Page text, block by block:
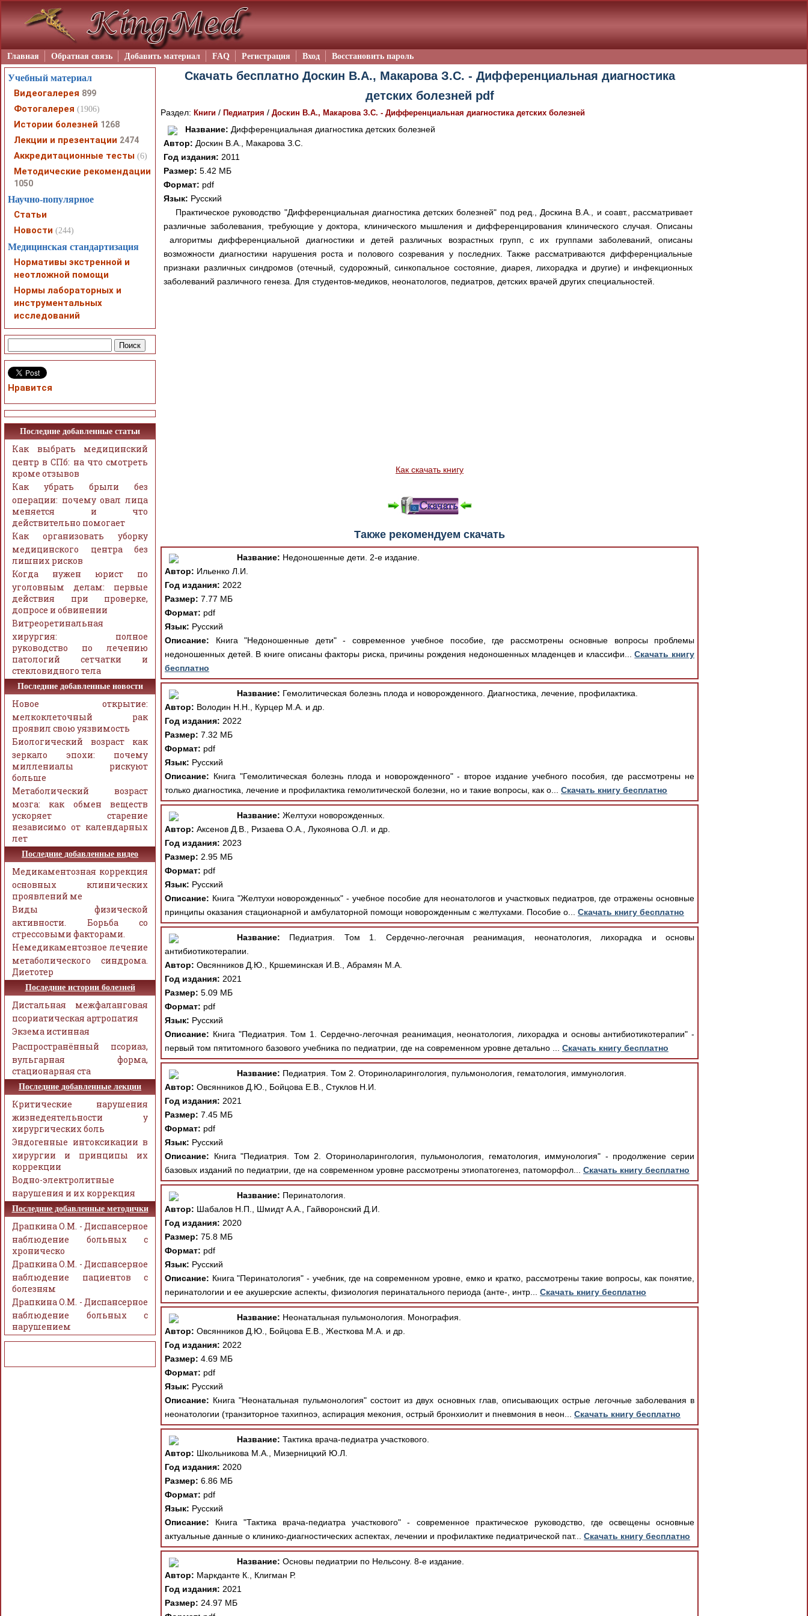
Главная Обратная связь Добавить материал FAQ Регистрация Вход Восстановить пароль
Скачать бесплатно Доскин В.А., Макарова З.С. - Дифференциальная диагностика
детских болезней pdf
Раздел: Книги / Педиатрия / Доскин В.А., Макарова З.С. - Дифференциальная диагностика детских болезней
Название: Дифференциальная диагностика детских болезней
Автор: Доскин В.А., Макарова З.С.
Год издания: 2011
Размер: 5.42 МБ
Формат: pdf
Язык: Русский
Практическое руководство "Дифференциальная диагностика детских болезней" под ред., Доскина В.А., и соавт., рассматривает
различные заболевания, требующие у доктора, клинического мышления и дифференцирования клинического случая. Описаны
алгоритмы дифференциальной диагностики и детей различных возрастных групп, с их группами заболеваний, описаны
возможности диагностики нарушения роста и полового созревания у последних. Также рассматриваются дифференциальные
признаки различных синдромов (отечный, судорожный, синкопальное состояние, диарея, лихорадка и другие) и инфекционных
заболеваний различного генеза. Для студентов-медиков, неонатологов, педиатров, детских врачей других специальностей.
Как скачать книгу
Также рекомендуем скачать
Название: Недоношенные дети. 2-е издание.
Автор: Ильенко Л.И.
Год издания: 2022
Размер: 7.77 МБ
Формат: pdf
Язык: Русский
Описание: Книга "Недоношенные дети" - современное учебное пособие, где рассмотрены основные вопросы проблемы
недоношенных детей. В книге описаны факторы риска, причины рождения недоношенных младенцев и классифи...Скачать книгу
бесплатно
Название: Гемолитическая болезнь плода и новорожденного. Диагностика, лечение, профилактика.
Автор: Володин Н.Н., Курцер М.А. и др.
Год издания: 2022
Размер: 7.32 МБ
Формат: pdf
Язык: Русский
Описание: Книга "Гемолитическая болезнь плода и новорожденного" - второе издание учебного пособия, где рассмотрены не
только диагностика, лечение и профилактика гемолитической болезни, но и такие вопросы, как о... Скачать книгу бесплатно
Название: Желтухи новорожденных.
Автор: Аксенов Д.В., Ризаева О.А., Лукоянова О.Л. и др.
Год издания: 2023
Размер: 2.95 МБ
Формат: pdf
Язык: Русский
Описание: Книга "Желтухи новорожденных" - учебное пособие для неонатологов и участковых педиатров, где отражены основные
принципы оказания стационарной и амбулаторной помощи новорожденным с желтухами. Пособие о... Скачать книгу бесплатно
Название: Педиатрия. Том 1. Сердечно-легочная реанимация, неонатология, лихорадка и основы
антибиотикотерапии.
Автор: Овсянников Д.Ю., Кршеминская И.В., Абрамян М.А.
Год издания: 2021
Размер: 5.09 МБ
Формат: pdf
Язык: Русский
Описание: Книга "Педиатрия. Том 1. Сердечно-легочная реанимация, неонатология, лихорадка и основы антибиотикотерапии" -
первый том пятитомного базового учебника по педиатрии, где на современном уровне детально ... Скачать книгу бесплатно
Название: Педиатрия. Том 2. Оториноларингология, пульмонология, гематология, иммунология.
Автор: Овсянников Д.Ю., Бойцова Е.В., Стуклов Н.И.
Год издания: 2021
Размер: 7.45 МБ
Формат: pdf
Язык: Русский
Описание: Книга "Педиатрия. Том 2. Оториноларингология, пульмонология, гематология, иммунология" - продолжение серии
базовых изданий по педиатрии, где на современном уровне рассмотрены этиопатогенез, патоморфол... Скачать книгу бесплатно
Название: Перинатология.
Автор: Шабалов Н.П., Шмидт А.А., Гайворонский Д.И.
Год издания: 2020
Размер: 75.8 МБ
Формат: pdf
Язык: Русский
Описание: Книга "Перинатология" - учебник, где на современном уровне, емко и кратко, рассмотрены такие вопросы, как понятие,
перинатологии и ее акушерские аспекты, физиология перинатального периода (анте-, интр... Скачать книгу бесплатно
Название: Неонатальная пульмонология. Монография.
Автор: Овсянников Д.Ю., Бойцова Е.В., Жесткова М.А. и др.
Год издания: 2022
Размер: 4.69 МБ
Формат: pdf
Язык: Русский
Описание: Книга "Неонатальная пульмонология" состоит из двух основных глав, описывающих острые легочные заболевания в
неонатологии (транзиторное тахипноэ, аспирация мекония, острый бронхиолит и пневмония в неон... Скачать книгу бесплатно
Название: Тактика врача-педиатра участкового.
Автор: Школьникова М.А., Мизерницкий Ю.Л.
Год издания: 2020
Размер: 6.86 МБ
Формат: pdf
Язык: Русский
Описание: Книга "Тактика врача-педиатра участкового" - современное практическое руководство, где освещены основные
актуальные данные о клинико-диагностических аспектах, лечении и профилактике педиатрической пат... Скачать книгу бесплатно
Название: Основы педиатрии по Нельсону. 8-е издание.
Автор: Маркданте К., Клигман Р.
Год издания: 2021
Размер: 24.97 МБ
Учебный материал
Видеогалерея 899
Фотогалерея (1906)
Истории болезней 1268
Лекции и презентации 2474
Аккредитационные тесты (6)
Методические рекомендации
1050
Научно-популярное
Статьи
Новости (244)
Медицинская стандартизация
Нормативы экстренной и
неотложной помощи
Нормы лабораторных и
инструментальных
исследований
Нравится
Последние добавленные статьи
Как выбрать медицинский
центр в СПб: на что смотреть
кроме отзывов
Как убрать брыли без
операции: почему овал лица
меняется и что
действительно помогает
Как организовать уборку
медицинского центра без
лишних рисков
Когда нужен юрист по
уголовным делам: первые
действия при проверке,
допросе и обвинении
Витреоретинальная
хирургия: полное
руководство по лечению
патологий сетчатки и
стекловидного тела
Последние добавленные новости
Новое открытие:
мелкоклеточный рак
проявил свою уязвимость
Биологический возраст как
зеркало эпохи: почему
миллениалы рискуют
больше
Метаболический возраст
мозга: как обмен веществ
ускоряет старение
независимо от календарных
лет
Последние добавленные видео
Медикаментозная коррекция
основных клинических
проявлений ме
Виды физической
активности. Борьба со
стрессовыми факторами.
Немедикаментозное лечение
метаболического синдрома.
Диетотер
Последние истории болезней
Дистальная межфаланговая
псориатическая артропатия
Экзема истинная
Распространённый псориаз,
вульгарная форма,
стационарная ста
Последние добавленные лекции
Критические нарушения
жизнедеятельности у
хирургических боль
Эндогенные интоксикации в
хирургии и принципы их
коррекции
Водно-электролитные
нарушения и их коррекция
Последние добавленные методички
Драпкина О.М. - Диспансерное
наблюдение больных с
хроническо
Драпкина О.М. - Диспансерное
наблюдение пациентов с
болезням
Драпкина О.М. - Диспансерное
наблюдение больных с
нарушением